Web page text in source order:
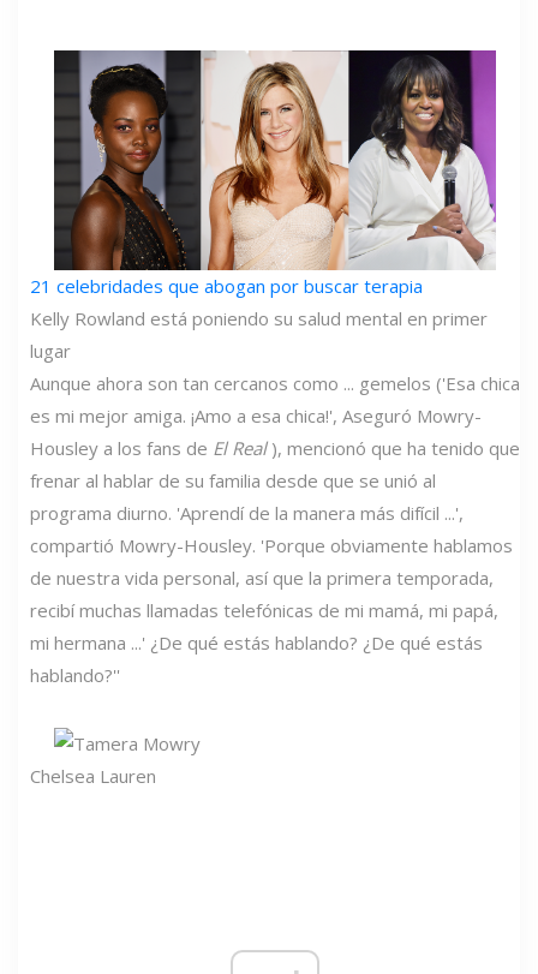
21 celebridades que abogan por buscar terapia
Kelly Rowland está poniendo su salud mental en primer
lugar
Aunque ahora son tan cercanos como ... gemelos ('Esa chica
es mi mejor amiga. ¡Amo a esa chica!', Aseguró Mowry-
Housley a los fans de El Real), mencionó que ha tenido que
frenar al hablar de su familia desde que se unió al
programa diurno. 'Aprendí de la manera más difícil ...',
compartió Mowry-Housley. 'Porque obviamente hablamos
de nuestra vida personal, así que la primera temporada,
recibí muchas llamadas telefónicas de mi mamá, mi papá,
mi hermana ...' ¿De qué estás hablando? ¿De qué estás
hablando?''
Chelsea Lauren